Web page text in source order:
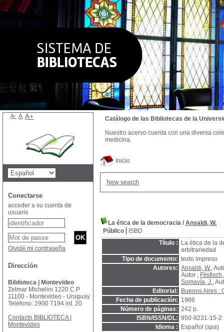
Inicio
New search
La ética de la democracia / Ansaldi, W.
Público
ISBD
Título :
La ética de la
arbitrariedad
Tipo de documento: texto impreso
Autores: Ansaldi, W.,
Autor ;
Somavía, J.,
Editorial:
Buenos Aires :
Fecha de publicación: 1986
Número de páginas: 242 p.
ISBN/ISSN/DL: 950-9231-15-2
Idioma :
Español (spa)
Catálogo de las Bibliotecas de la
Nuestro acervo cuenta con una diversa
medicina.
A- A A+
Conectarse
acceder a su cuenta de
usuario
Olvidé mi contraseña
Dirección
Biblioteca | Montevideo
Zelmar Michelini 1220 C.P
11100 - Montevideo - Uruguay
Teléfono: 2900 7194 int. 20
Contacto BIBLIOTECA |
Montevideo